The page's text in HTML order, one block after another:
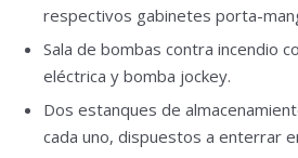
respectivos gabinetes porta-
Sala de bombas contra incendio
eléctrica y bomba jockey.
Dos estanques de
cada uno, dispuestos a enterrar